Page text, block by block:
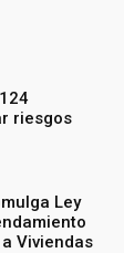
riesgos
Ley
Viviendas